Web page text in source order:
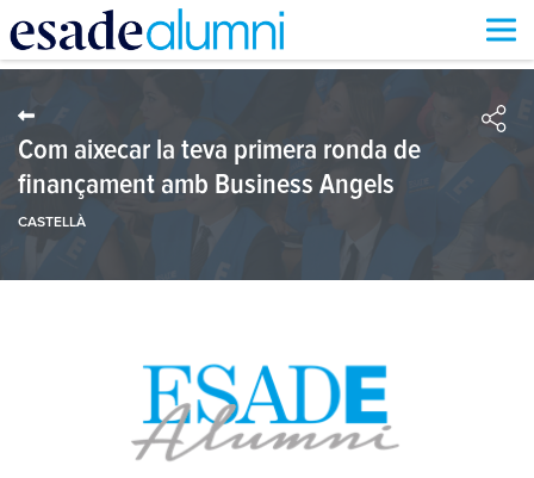
Vés
contingut
Com aixecar la teva primera ronda de
finançament amb Business Angels
CASTELLÀ